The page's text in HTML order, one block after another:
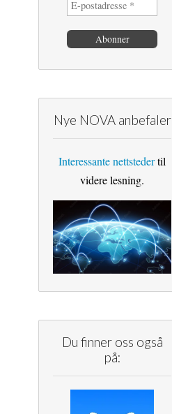
Nye NOVA anbefaler
Interessante nettstedertil
videre lesning.
Du finner oss også
på: